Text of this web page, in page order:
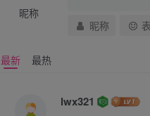
我想给它取名叫小雪球，
“如果是我的话，就叫它
“如果是我的话，就叫它
昵称
昵称
最新 最热
lwx321